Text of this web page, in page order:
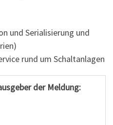
und Serialisierung und
rund um Schaltanlagen
der Meldung: